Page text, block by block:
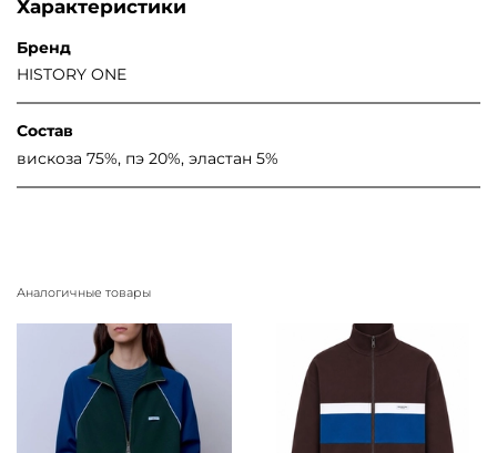
Характеристики
Бренд
HISTORY ONE
Состав
вискоза 75%, пэ 20%, эластан 5%
Аналогичные товары